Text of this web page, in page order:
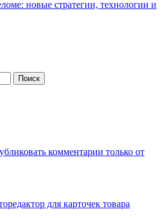
новые стратегии, технологии и
комментарии только от
для карточек товара